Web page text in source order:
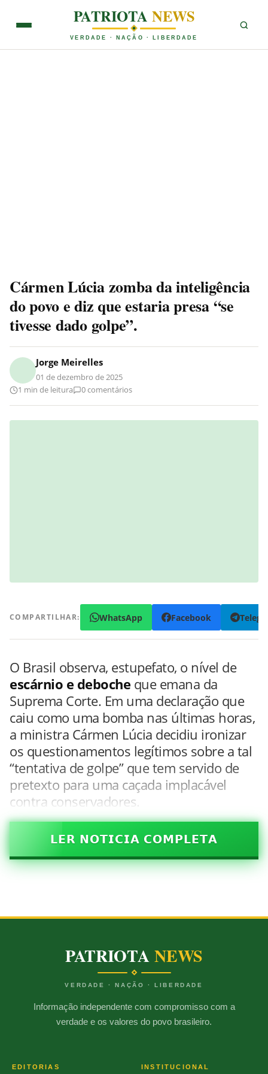
PATRIOTANEWS
VERDADE · NAÇÃO · LIBERDADE
Cármen Lúcia zomba da inteligência
do povo e diz que estaria presa “se
tivesse dado golpe”.
Jorge Meirelles
01 de dezembro de 2025
1 min de leitura
0 comentários
COMPARTILHAR: WhatsApp Facebook
O Brasil observa, estupefato, o nível de
escárnio e deboche que emana da
Suprema Corte. Em uma declaração que
caiu como uma bomba nas últimas horas,
a ministra Cármen Lúcia decidiu ironizar
os questionamentos legítimos sobre a tal
“tentativa de golpe” que tem servido de
pretexto para uma caçada implacável
contra conservadores.
𝗟𝗘𝗥 𝗡𝗢𝗧𝗜𝗖𝗜𝗔 𝗖𝗢𝗠𝗣𝗟𝗘𝗧𝗔
PATRIOTANEWS
VERDADE · NAÇÃO · LIBERDADE
Informação independente com compromisso com a
verdade e os valores do povo brasileiro.
EDITORIAS INSTITUCIONAL